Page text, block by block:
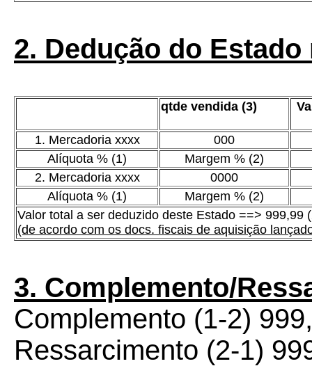
2. Dedução do Estado
qtde vendida (3)
1. Mercadoria xxxx
000
Alíquota % (1)
Margem % (2)
2. Mercadoria xxxx
0000
Alíquota % (1)
Margem % (2)
Valor total a ser deduzido deste Estado ==> 999,99
(de acordo com os docs. fiscais de aquisição
3. Complemento/
Complemento (1-2)
Ressarcimento (2-1)